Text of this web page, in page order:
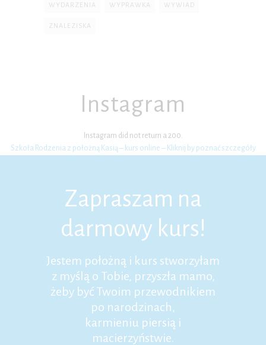
WYDARZENIA WYPRAWKA WYWIAD
ZNALEZISKA
Instagram
Instagram did not return a 200.
Szkoła Rodzenia z położną Kasią – kurs online – Kliknij by poznać szczegóły
Zapraszam na
darmowy kurs!
Jestem położną i kurs stworzyłam
z myślą o Tobie, przyszła mamo,
żeby być Twoim przewodnikiem
po narodzinach,
karmieniu piersią i
macierzyństwie.